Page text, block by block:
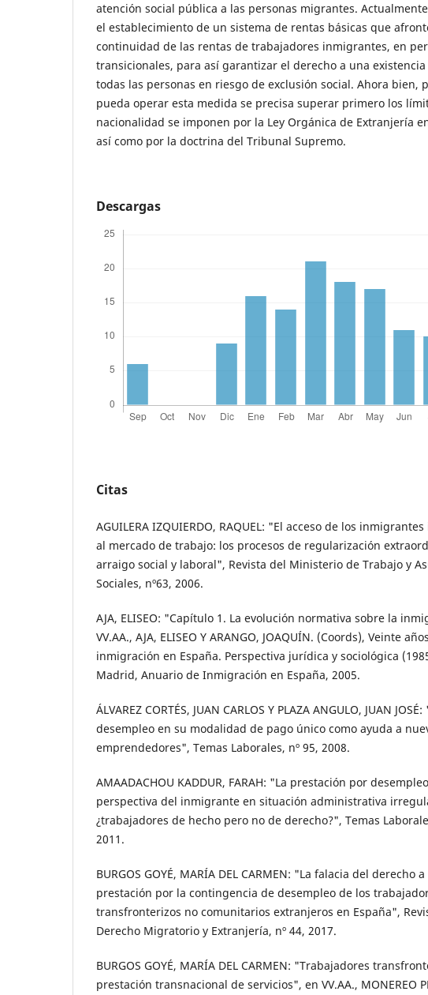
atención social pública a las personas migrantes.
el establecimiento de un sistema de rentas básicas que
continuidad de las rentas de trabajadores inmigrantes, en
transicionales, para así garantizar el derecho a una
todas las personas en riesgo de exclusión social. Ahora bien,
pueda operar esta medida se precisa superar primero los
nacionalidad se imponen por la Ley Orgánica de Extranjería
así como por la doctrina del Tribunal Supremo.
Descargas
Citas
AGUILERA IZQUIERDO, RAQUEL: "El acceso de los
al mercado de trabajo: los procesos de regularización
arraigo social y laboral", Revista del Ministerio de Trabajo y
Sociales, nº63, 2006.
AJA, ELISEO: "Capítulo 1. La evolución normativa sobre la
VV.AA., AJA, ELISEO Y ARANGO, JOAQUÍN. (Coords), Veinte
inmigración en España. Perspectiva jurídica y sociológica
Madrid, Anuario de Inmigración en España, 2005.
ÁLVAREZ CORTÉS, JUAN CARLOS Y PLAZA ANGULO, JUAN JOSÉ:
desempleo en su modalidad de pago único como ayuda a
emprendedores", Temas Laborales, nº 95, 2008.
AMAADACHOU KADDUR, FARAH: "La prestación por
perspectiva del inmigrante en situación administrativa
¿trabajadores de hecho pero no de derecho?", Temas
2011.
BURGOS GOYÉ, MARÍA DEL CARMEN: "La falacia del derecho a
prestación por la contingencia de desempleo de los
transfronterizos no comunitarios extranjeros en España",
Derecho Migratorio y Extranjería, nº 44, 2017.
BURGOS GOYÉ, MARÍA DEL CARMEN: "Trabajadores
prestación transnacional de servicios", en VV.AA., MONEREO